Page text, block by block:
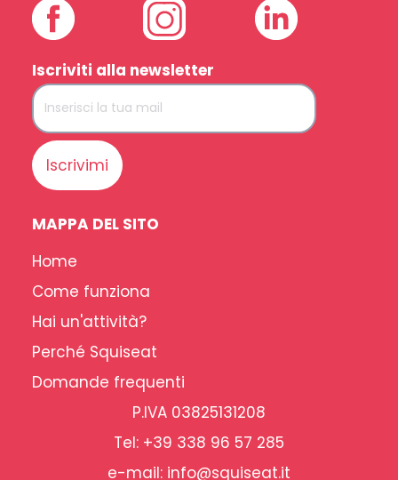
Iscriviti alla newsletter
Iscrivimi
MAPPA DEL SITO
Home
Come funziona
Hai un'attività?
Perché Squiseat
Domande frequenti
P.IVA 03825131208
Tel: +39 338 96 57 285
e-mail: info@squiseat.it